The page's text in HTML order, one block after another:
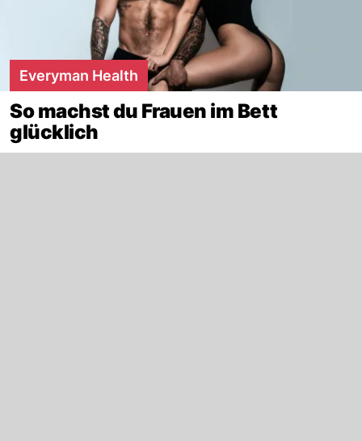
Everyman Health
So machst du Frauen im Bett
glücklich